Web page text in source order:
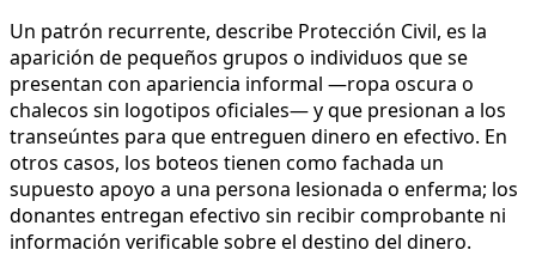
Un patrón recurrente, describe Protección Civil, es la
aparición de pequeños grupos o individuos que se
presentan con apariencia informal —ropa oscura o
chalecos sin logotipos oficiales— y que presionan a los
transeúntes para que entreguen dinero en efectivo. En
otros casos, los boteos tienen como fachada un
supuesto apoyo a una persona lesionada o enferma; los
donantes entregan efectivo sin recibir comprobante ni
información verificable sobre el destino del dinero.